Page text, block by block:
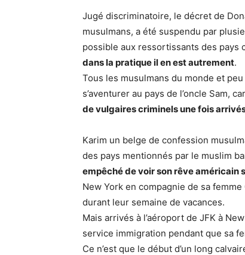
Jugé discriminatoire, le décret de
musulmans, a été suspendu par
possible aux ressortissants des pays
dans la pratique il en est autrement.
Tous les musulmans du monde et
s’aventurer au pays de l’oncle Sam, car
de vulgaires criminels une fois
Karim un belge de confession
des pays mentionnés par le muslim
empêché de voir son rêve
New York en compagnie de sa
durant leur semaine de vacances.
Mais arrivés à l’aéroport de JFK à
service immigration pendant que sa
Ce n’est que le début d’un long